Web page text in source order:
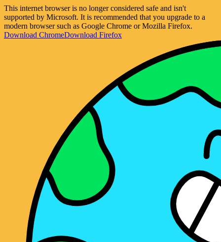
This internet browser is no longer considered safe and isn't
supported by Microsoft. It is recommended that you upgrade to a
modern browser such as Google Chrome or Mozilla Firefox.
Download ChromeDownload Firefox